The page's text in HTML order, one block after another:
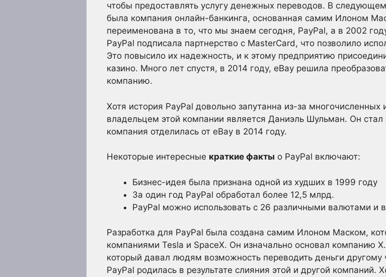
чтобы предоставлять услугу денежных переводов. В
была компания онлайн-банкинга, основанная самим Илоном
переименована в то, что мы знаем сегодня, PayPal, а в 2002
PayPal подписала партнерство с MasterCard, что позволило
Это повысило их надежность, и к этому предприятию
казино. Много лет спустя, в 2014 году, eBay решила
компанию.
Хотя история PayPal довольно запутанна из-за
владельцем этой компании является Даниэль Шульман. Он
компания отделилась от eBay в 2014 году.
Некоторые интересные краткие факты о PayPal включают:
Бизнес-идея была признана одной из худших в 1999 году
За один год PayPal обработал более 12,5 млрд.
PayPal можно использовать с 26 различными валютами и
Разработка для PayPal была создана самим Илоном Маском,
компаниями Tesla и SpaceX. Он изначально основал компанию
который давал людям возможность переводить деньги
PayPal родилась в результате слияния этой и другой компаний.